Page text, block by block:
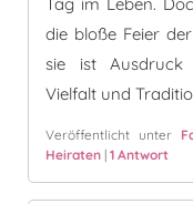
die bloße Feier
sie ist Ausdruck
Vielfalt und
Veröffentlicht unter
Heiraten |1 Antwort